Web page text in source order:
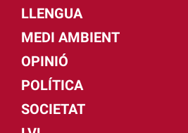
LLENGUA
MEDI AMBIENT
OPINIÓ
POLÍTICA
SOCIETAT